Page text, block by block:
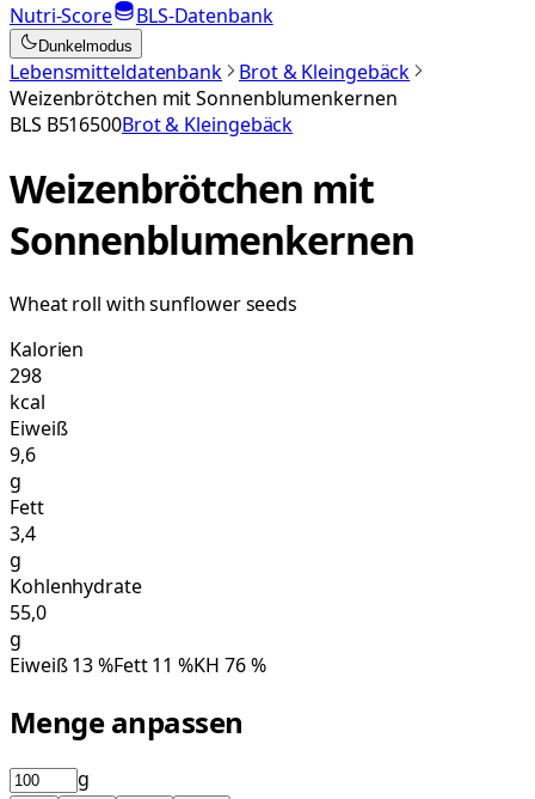
Nutri-Score
BLS-Datenbank
Dunkelmodus
Lebensmitteldatenbank
Brot & Kleingebäck
Weizenbrötchen mit Sonnenblumenkernen
BLS B516500Brot & Kleingebäck
Weizenbrötchen mit
Sonnenblumenkernen
Wheat roll with sunflower seeds
Kalorien
298
kcal
Eiweiß
9,6
g
Fett
3,4
g
Kohlenhydrate
55,0
g
Eiweiß13%Fett11 %KH 76%
Menge anpassen
g